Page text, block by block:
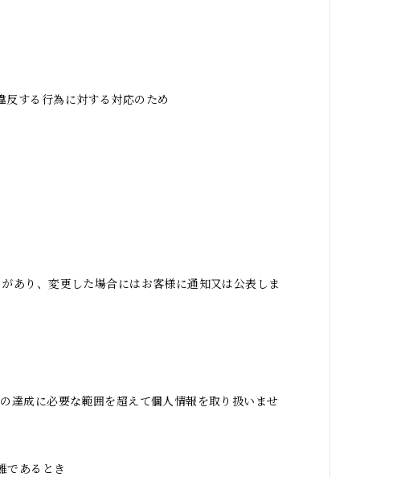
反する行為に対する対応のため
あり、変更した場合にはお客様に通知又は公表しま
達成に必要な範囲を超えて個人情報を取り扱いませ
であるとき